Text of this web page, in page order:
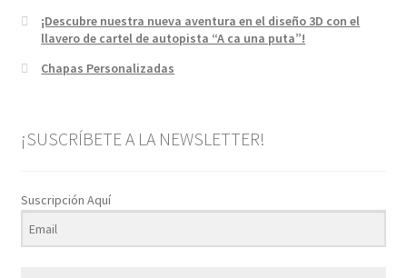
¡Descubre nuestra nueva aventura en el diseño 3D con el
llavero de cartel de autopista “A ca una puta”!
Chapas Personalizadas
¡SUSCRÍBETE A LA NEWSLETTER!
Suscripción Aquí